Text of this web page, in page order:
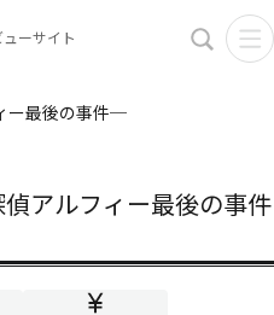
ーサイト
ー最後の事件─
アルフィー最後の事件